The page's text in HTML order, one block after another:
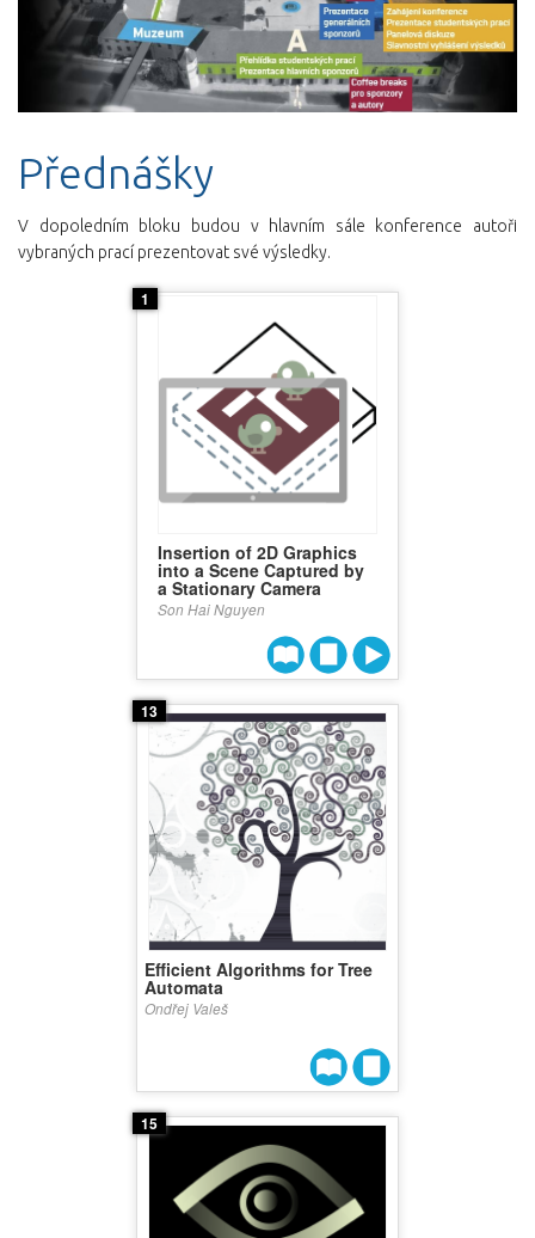
Přednášky
V dopoledním bloku budou v hlavním sále konference autoři
vybraných prací prezentovat své výsledky.
1
Insertion of 2D Graphics
into a Scene Captured by
a Stationary Camera
Son Hai Nguyen
13
Efficient Algorithms for Tree
Automata
Ondřej Valeš
15